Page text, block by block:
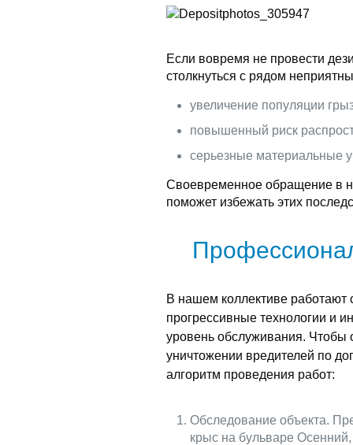
Если вовремя не провести
столкнуться с рядом
увеличение популяции
повышенный риск
серьезные материальные
Своевременное обращение в
поможет избежать этих
В нашем коллективе
прогрессивные технологии и
уровень обслуживания. Чтобы
уничтожении вредителей по
алгоритм проведения работ:
Обследование объекта.
крыс на бульваре